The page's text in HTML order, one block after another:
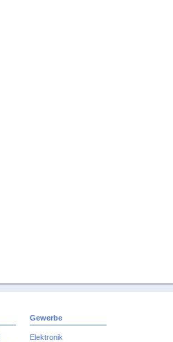
Gewerbe
Elektronik